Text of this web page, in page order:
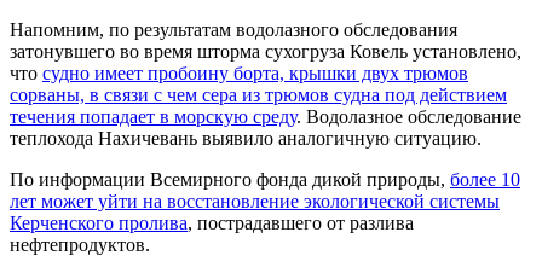
Напомним, по результатам водолазного обследования
затонувшего во время шторма сухогруза Ковель установлено,
что судно имеет пробоину борта, крышки двух трюмов
сорваны, в связи с чем сера из трюмов судна под действием
течения попадает в морскую среду. Водолазное обследование
теплохода Нахичевань выявило аналогичную ситуацию.
По информации Всемирного фонда дикой природы, более 10
лет может уйти на восстановление экологической системы
Керченского пролива, пострадавшего от разлива
нефтепродуктов.